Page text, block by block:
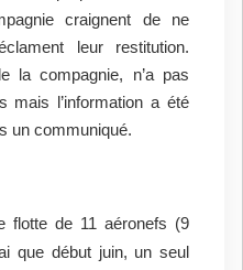
craignent de ne
leur restitution.
la compagnie, n’a pas
mais l’information a été
un communiqué.
flotte de 11 aéronefs (9
que début juin, un seul